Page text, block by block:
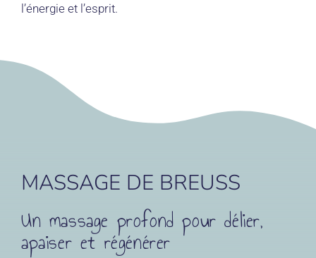
l’énergie et l’esprit.
MASSAGE DE BREUSS
Un massage profond pour délier,
apaiser et régénérer